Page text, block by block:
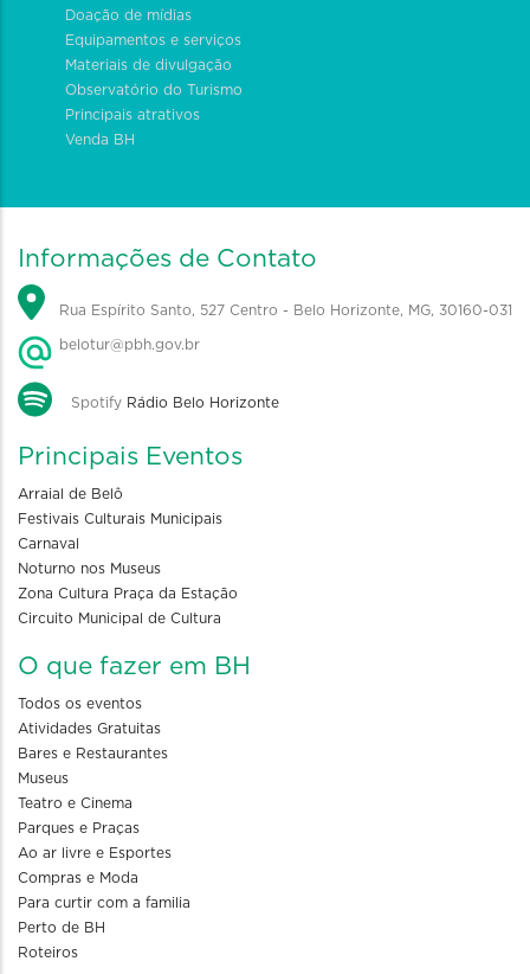
Doação de mídias
Equipamentos e serviços
Materiais de divulgação
Observatório do Turismo
Principais atrativos
Venda BH
Informações de Contato
Rua Espírito Santo, 527 Centro - Belo Horizonte, MG, 30160-031
belotur@pbh.gov.br
Spotify Rádio Belo Horizonte
Principais Eventos
Arraial de Belô
Festivais Culturais Municipais
Carnaval
Noturno nos Museus
Zona Cultura Praça da Estação
Circuito Municipal de Cultura
O que fazer em BH
Todos os eventos
Atividades Gratuitas
Bares e Restaurantes
Museus
Teatro e Cinema
Parques e Praças
Ao ar livre e Esportes
Compras e Moda
Para curtir com a familia
Perto de BH
Roteiros